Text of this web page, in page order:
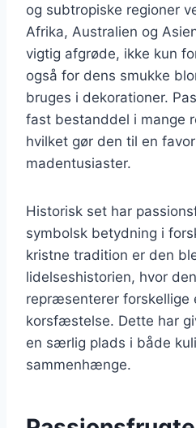
og subtropiske regioner
Afrika, Australien og
vigtig afgrøde, ikke kun
også for dens smukke
bruges i dekorationer.
fast bestanddel i mange
hvilket gør den til en
madentusiaster.
Historisk set har
symbolsk betydning i
kristne tradition er den
lidelseshistorien, hvor
repræsenterer forskellige
korsfæstelse. Dette har
en særlig plads i både
sammenhænge.